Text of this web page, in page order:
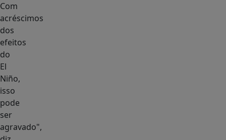
Com
acréscimos
dos
efeitos
do
El
Niño,
isso
pode
ser
agravado",